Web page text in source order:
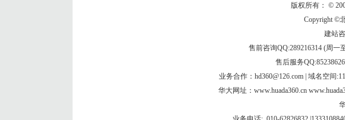
版权所有： ©
Copyright ©
建站
售前咨询QQ:289216314 (周一
售后服务
业务合作： hd360@126.com| 域名空间
华大网址： www.huada360.cn